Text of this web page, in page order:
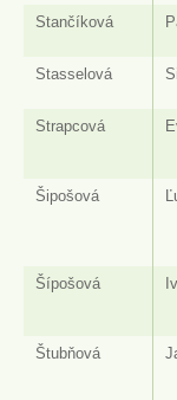
Stančíková
Stasselová
Strapcová
Šipošová
Šípošová
Štubňová